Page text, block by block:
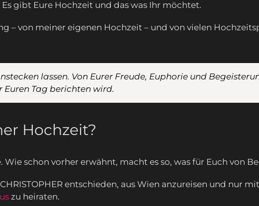
Es gibt Eure Hochzeit und das was Ihr möchtet.
– von meiner eigenen Hochzeit – und von vielen
lassen. Von Eurer Freude, Euphorie und
Tag berichten wird.
Hochzeit?
Wie schon vorher erwähnt, macht es so, was für Euch von
entschieden, aus Wien anzureisen und nur
zu heiraten.